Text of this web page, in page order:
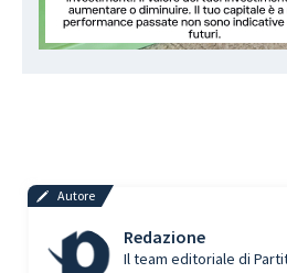
Autore
Redazione
Il team editoriale di